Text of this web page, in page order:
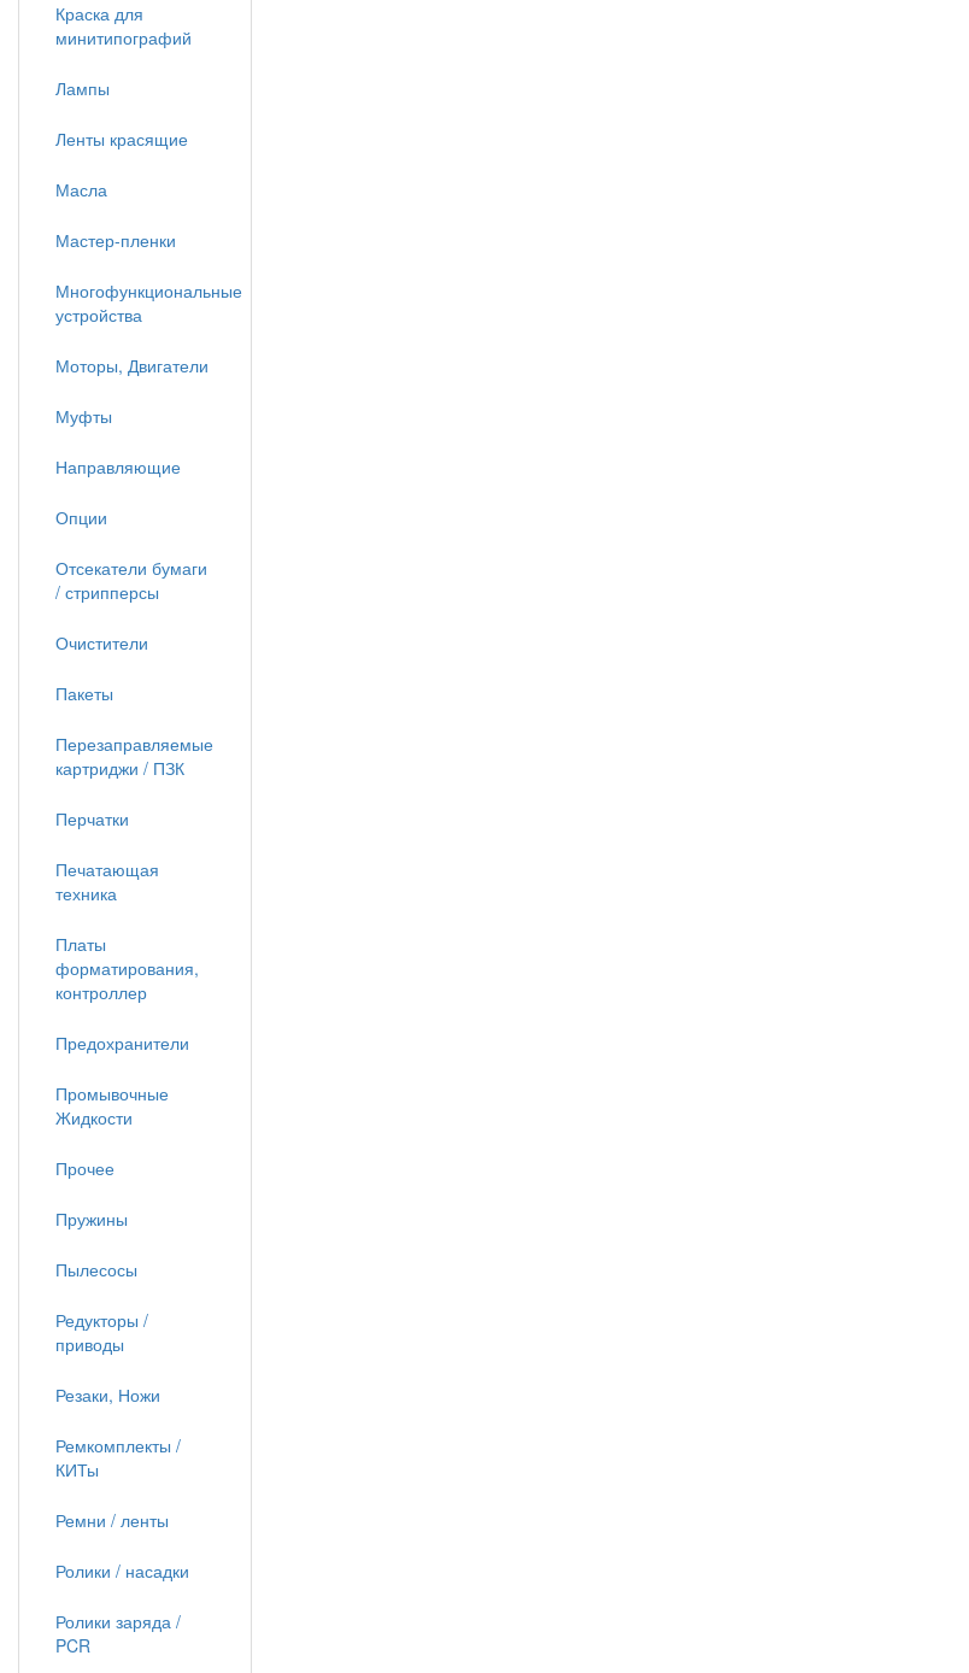
Краска для
минитипографий
Лампы
Ленты красящие
Масла
Мастер-пленки
Многофункциональные
устройства
Моторы, Двигатели
Муфты
Направляющие
Опции
Отсекатели бумаги
/ стрипперсы
Очистители
Пакеты
Перезаправляемые
картриджи / ПЗК
Перчатки
Печатающая
техника
Платы
форматирования,
контроллер
Предохранители
Промывочные
Жидкости
Прочее
Пружины
Пылесосы
Редукторы /
приводы
Резаки, Ножи
Ремкомплекты /
КИТы
Ремни / ленты
Ролики / насадки
Ролики заряда /
PCR